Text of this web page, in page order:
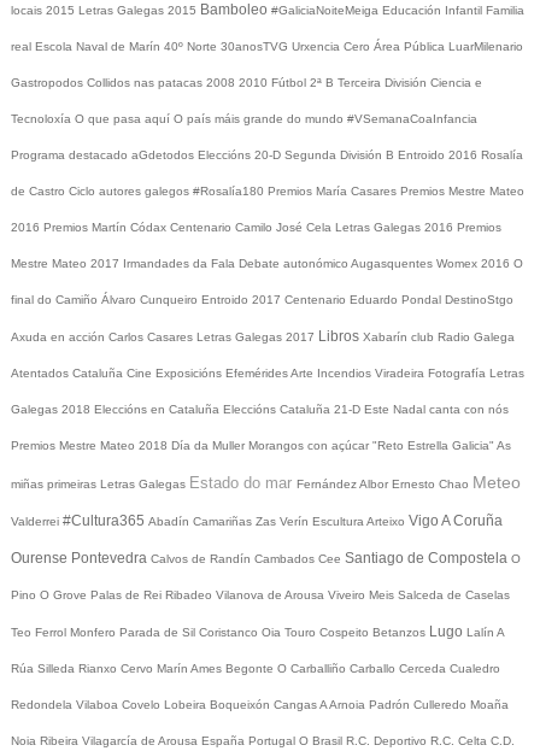
locais 2015 Letras Galegas 2015 Bamboleo #GaliciaNoiteMeiga Educación Infantil Familia
real Escola Naval de Marín 40º Norte 30anosTVG Urxencia Cero Área Pública LuarMilenario
Gastropodos Collidos nas patacas 2008 2010 Fútbol 2ª B Terceira División Ciencia e
Tecnoloxía O que pasa aquí O país máis grande do mundo #VSemanaCoaInfancia
Programa destacado aGdetodos Eleccións 20-D Segunda División B Entroido 2016 Rosalía
de Castro Ciclo autores galegos #Rosalía180 Premios María Casares Premios Mestre Mateo
2016 Premios Martín Códax Centenario Camilo José Cela Letras Galegas 2016 Premios
Mestre Mateo 2017 Irmandades da Fala Debate autonómico Augasquentes Womex 2016 O
final do Camiño Álvaro Cunqueiro Entroido 2017 Centenario Eduardo Pondal DestinoStgo
Axuda en acción Carlos Casares Letras Galegas 2017 Libros Xabarín club Radio Galega
Atentados Cataluña Cine Exposicións EfeméridesArte Incendios Viradeira Fotografía Letras
Galegas 2018 Eleccións en Cataluña Eleccións Cataluña 21-D Este Nadal canta con nós
Premios Mestre Mateo 2018 Día da Muller Morangos con açúcar "Reto Estrella Galicia" As
miñas primeiras Letras Galegas Estado do mar Fernández Albor Ernesto Chao Meteo
Valderrei #Cultura365 Abadín Camariñas Zas Verín Escultura Arteixo Vigo A Coruña
Ourense Pontevedra Calvos de Randín Cambados Cee Santiago de Compostela O
Pino O Grove Palas de Rei Ribadeo Vilanova de Arousa Viveiro Meis Salceda de Caselas
Teo Ferrol Monfero Parada de Sil Coristanco Oia Touro Cospeito Betanzos Lugo Lalín A
Rúa Silleda Rianxo Cervo Marín Ames Begonte O Carballiño Carballo Cerceda Cualedro
Redondela Vilaboa Covelo Lobeira Boqueixón CangasA Arnoia Padrón Culleredo Moaña
Noia Ribeira Vilagarcía de Arousa España Portugal O Brasil R.C. Deportivo R.C. Celta C.D.